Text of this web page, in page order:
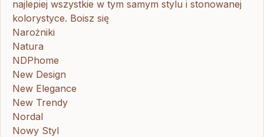
najlepiej wszystkie w tym samym stylu i stonowanej
kolorystyce. Boisz się
Narożniki
Natura
NDPhome
New Design
New Elegance
New Trendy
Nordal
Nowy Styl